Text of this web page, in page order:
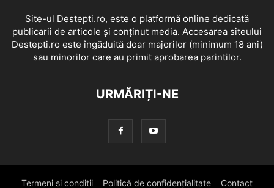
Site-ul Destepti.ro, este o platformă online dedicată
publicarii de articole și conținut media. Accesarea siteului
Destepti.ro este îngăduită doar majorilor (minimum 18 ani)
sau minorilor care au primit aprobarea parintilor.
URMĂRIȚI-NE
Termeni si conditii Politică de confidențialitate Contact